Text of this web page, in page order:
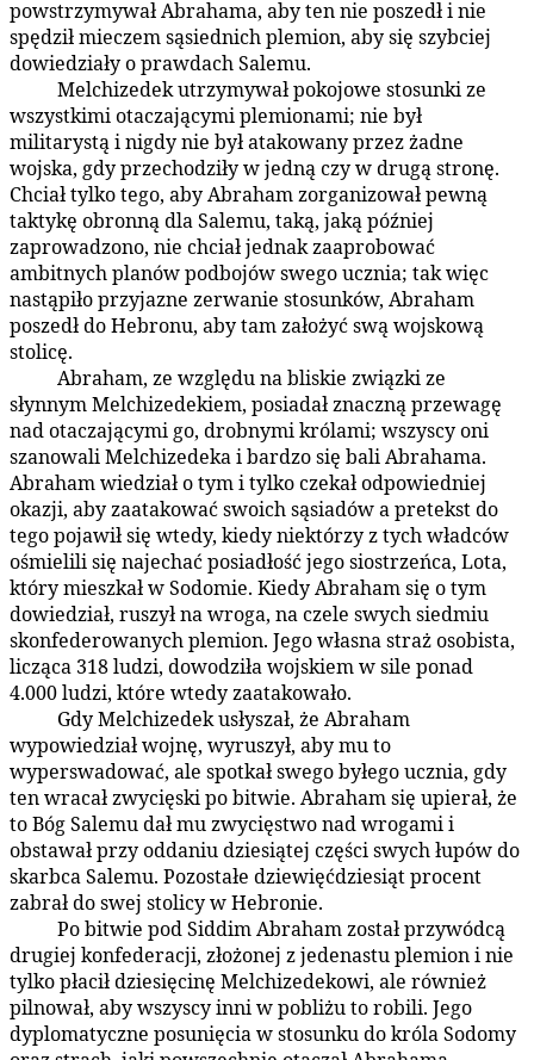
powstrzymywał Abrahama, aby ten nie poszedł i nie
spędził mieczem sąsiednich plemion, aby się szybciej
dowiedziały o prawdach Salemu.
Melchizedek utrzymywał pokojowe stosunki ze
wszystkimi otaczającymi plemionami; nie był
militarystą i nigdy nie był atakowany przez żadne
wojska, gdy przechodziły w jedną czy w drugą stronę.
Chciał tylko tego, aby Abraham zorganizował pewną
taktykę obronną dla Salemu, taką, jaką później
zaprowadzono, nie chciał jednak zaaprobować
ambitnych planów podbojów swego ucznia; tak więc
nastąpiło przyjazne zerwanie stosunków, Abraham
poszedł do Hebronu, aby tam założyć swą wojskową
stolicę.
Abraham, ze względu na bliskie związki ze
słynnym Melchizedekiem, posiadał znaczną przewagę
nad otaczającymi go, drobnymi królami; wszyscy oni
szanowali Melchizedeka i bardzo się bali Abrahama.
Abraham wiedział o tym i tylko czekał odpowiedniej
okazji, aby zaatakować swoich sąsiadów a pretekst do
tego pojawił się wtedy, kiedy niektórzy z tych władców
ośmielili się najechać posiadłość jego siostrzeńca, Lota,
który mieszkał w Sodomie. Kiedy Abraham się o tym
dowiedział, ruszył na wroga, na czele swych siedmiu
skonfederowanych plemion. Jego własna straż osobista,
licząca 318 ludzi, dowodziła wojskiem w sile ponad
4.000 ludzi, które wtedy zaatakowało.
Gdy Melchizedek usłyszał, że Abraham
wypowiedział wojnę, wyruszył, aby mu to
wyperswadować, ale spotkał swego byłego ucznia, gdy
ten wracał zwycięski po bitwie. Abraham się upierał, że
to Bóg Salemu dał mu zwycięstwo nad wrogami i
obstawał przy oddaniu dziesiątej części swych łupów do
skarbca Salemu. Pozostałe dziewięćdziesiąt procent
zabrał do swej stolicy w Hebronie.
Po bitwie pod Siddim Abraham został przywódcą
drugiej konfederacji, złożonej z jedenastu plemion i nie
tylko płacił dziesięcinę Melchizedekowi, ale również
pilnował, aby wszyscy inni w pobliżu to robili. Jego
dyplomatyczne posunięcia w stosunku do króla Sodomy